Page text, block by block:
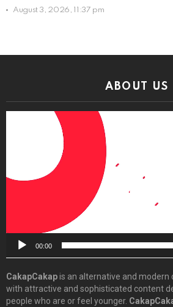
August 3, 2026, 11:37 pm
ABOUT US
00:00
CakapCakapis an alternative and
with attractive and sophisticated content
people who are or feel younger.